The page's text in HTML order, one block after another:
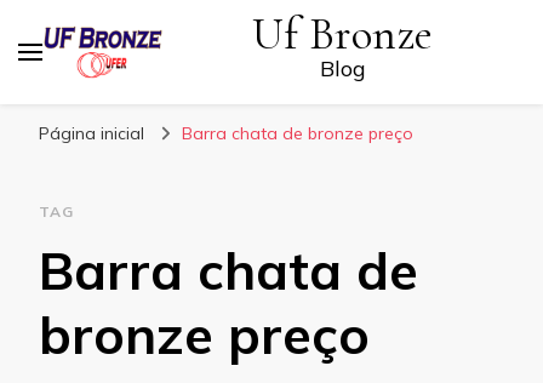
Uf Bronze
Blog
Página inicial Barra chata de bronze preço
TAG
Barra chata de
bronze preço